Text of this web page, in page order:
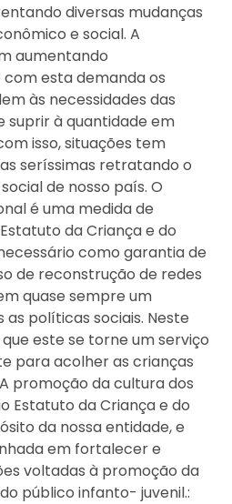
diversas mudanças
e social. A
aumentando
esta demanda os
às necessidades das
suprir à quantidade em
isso, situações tem
seríssimas retratando o
de nosso país. O
é uma medida de
da Criança e do
como garantia de
de reconstrução de redes
quase sempre um
políticas sociais. Neste
este se torne um serviço
para acolher as crianças
promoção da cultura dos
Estatuto da Criança e do
da nossa entidade, e
em fortalecer e
voltadas à promoção da
público infanto- juvenil.: